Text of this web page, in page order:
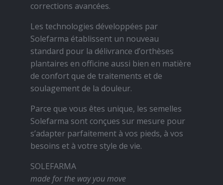
corrections avancées.
Les technologies développées par
Solefarma établissent un nouveau
standard pour la délivrance d’orthèses
plantaires en officine aussi bien en matière
de confort que de traitements et de
soulagement de la douleur.
Parce que vous êtes unique, les semelles
Solefarma sont conçues sur mesure pour
s’adapter parfaitement à vos pieds, à vos
besoins et à votre style de vie.
SOLEFARMA
made for the way you move